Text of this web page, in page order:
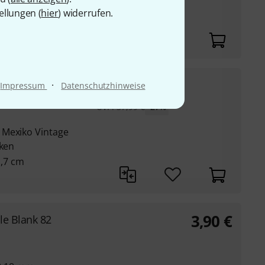
(hier) widerrufen.
Impressum · Datenschutzhinweise
Vintage
cm
27,90€
UVP:37,99 € -27%
Blank 82 3,90 €